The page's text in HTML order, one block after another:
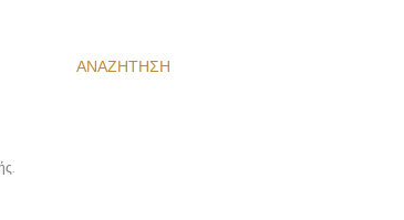
ΑΝΑΖΉΤΗΣΗ